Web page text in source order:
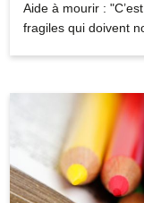
Aide à mourir :
fragiles qui doivent